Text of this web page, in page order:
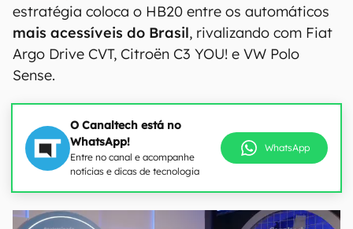
estratégia coloca o HB20 entre os automáticos
mais acessíveis do Brasil, rivalizando com Fiat
Argo Drive CVT, Citroën C3 YOU! e VW Polo
Sense.
O Canaltech está no
WhatsApp!
Entre no canal e acompanhe
notícias e dicas de tecnologia
WhatsApp